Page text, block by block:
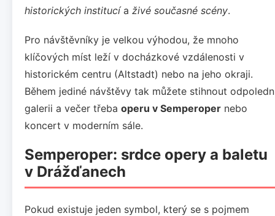
historických institucía živé současné scény.
Pro návštěvníky je velkou výhodou, že mnoho
klíčových míst leží v docházkové vzdálenosti v
historickém centru (Altstadt) nebo na jeho okraji.
Během jediné návštěvy tak můžete stihnout
galerii a večer třeba operu v Semperoper nebo
koncert v moderním sále.
Semperoper: srdce opery a baletu
v Drážďanech
Pokud existuje jeden symbol, který se s pojmem